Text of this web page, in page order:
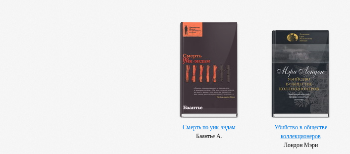
Смерть по уик-эндам
Баантье А.
Убийство в обществе
коллекционеров
Лондон Мэри